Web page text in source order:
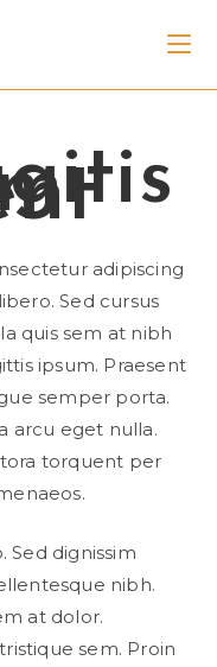
adipiscing
Sed cursus
quis sem at nibh
ipsum. Praesent
semper porta.
arcu eget nulla.
torquent per
Sed dignissim
nibh.
at dolor.
sem. Proin